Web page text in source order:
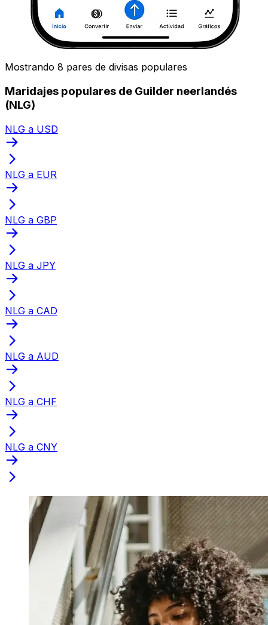
Mostrando 8 pares de divisas populares
Maridajes populares de Guilder neerlandés
(NLG)
NLG a USD
NLG a EUR
NLG a GBP
NLG a JPY
NLG a CAD
NLG a AUD
NLG a CHF
NLG a CNY